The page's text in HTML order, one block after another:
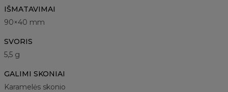
IŠMATAVIMAI
90×40 mm
SVORIS
5,5 g
GALIMI SKONIAI
Karamelės skonio